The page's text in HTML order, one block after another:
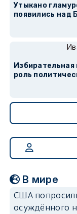
Утыкано
появились над
роль
В мире
США
осуждённого